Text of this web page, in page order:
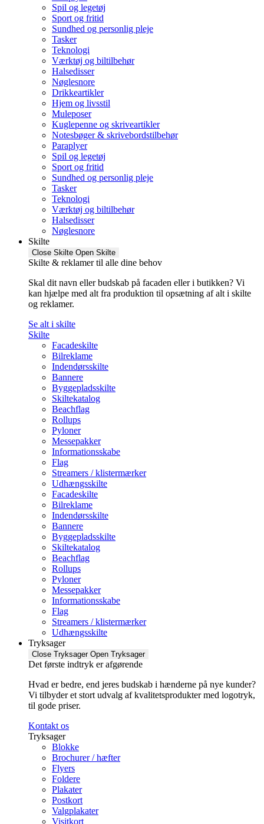
Spil og legetøj
Sport og fritid
Sundhed og personlig pleje
Tasker
Teknologi
Værktøj og biltilbehør
Halsedisser
Nøglesnore
Drikkeartikler
Hjem og livsstil
Muleposer
Kuglepenne og skriveartikler
Notesbøger & skrivebordstilbehør
Paraplyer
Spil og legetøj
Sport og fritid
Sundhed og personlig pleje
Tasker
Teknologi
Værktøj og biltilbehør
Halsedisser
Nøglesnore
Skilte
Close Skilte Open Skilte
Skilte & reklamer til alle dine behov
Skal dit navn eller budskab på facaden eller i butikken? Vi
kan hjælpe med alt fra produktion til opsætning af alt i skilte
og reklamer.
Se alt i skilte
Skilte
Facadeskilte
Bilreklame
Indendørsskilte
Bannere
Byggepladsskilte
Skiltekatalog
Beachflag
Rollups
Pyloner
Messepakker
Informationsskabe
Flag
Streamers / klistermærker
Udhængsskilte
Facadeskilte
Bilreklame
Indendørsskilte
Bannere
Byggepladsskilte
Skiltekatalog
Beachflag
Rollups
Pyloner
Messepakker
Informationsskabe
Flag
Streamers / klistermærker
Udhængsskilte
Tryksager
Close Tryksager Open Tryksager
Det første indtryk er afgørende
Hvad er bedre, end jeres budskab i hænderne på nye kunder?
Vi tilbyder et stort udvalg af kvalitetsprodukter med logotryk,
til gode priser.
Kontakt os
Tryksager
Blokke
Brochurer / hæfter
Flyers
Foldere
Plakater
Postkort
Valgplakater
Visitkort